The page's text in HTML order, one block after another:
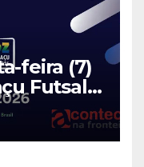
feira (7)
Futsal
quatro